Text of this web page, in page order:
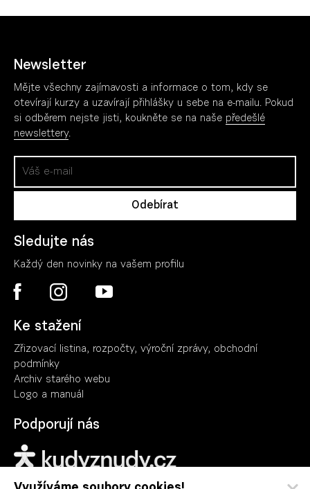
Cinema Open
Galerie za Galerií
Dny otevřených ateliérů
Newsletter
Mějte všechny zajímavosti a informace o tom, kdy se
otevírají kurzy a uzavírají přihlášky u sebe na e-mailu. Pokud
si odběrem nejste jisti, koukněte se na naše předešlé
newslettery.
Sledujte nás
Každý den novinky na vašem profilu
Ke stažení
Zřizovací listina, rozpočty, výroční zprávy, obchodní
podmínky
Archiv starého webu
Logo a manuál
Podporují nás